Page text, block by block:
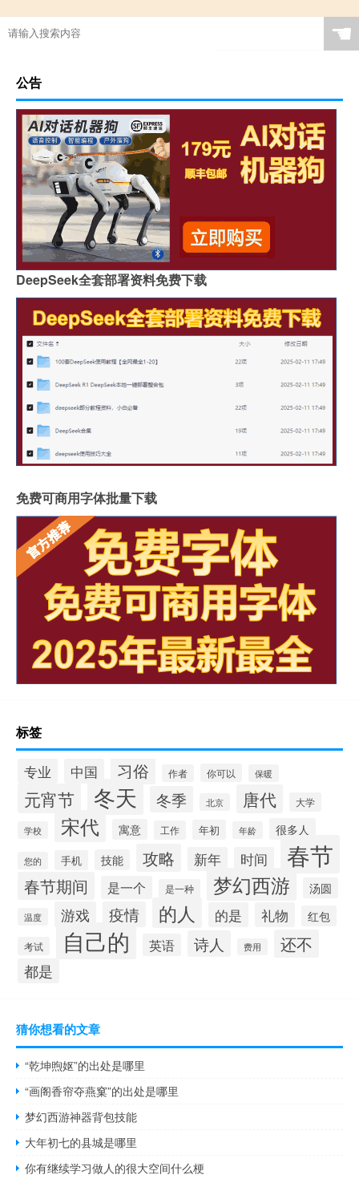
☚
公告
DeepSeek全套部署资料免费下载
免费可商用字体批量下载
标签
专业 中国 习俗 作者 你可以 保暖
元宵节 冬天 冬季 北京 唐代 大学
学校 宋代 寓意 工作 年初 年龄 很多人
您的 手机 技能 攻略 新年 时间 春节
春节期间 是一个 是一种 梦幻西游 汤圆
温度 游戏 疫情 的人 的是 礼物 红包
考试 自己的 英语 诗人 费用 还不
都是
猜你想看的文章
“乾坤煦妪”的出处是哪里
“画阁香帘夺燕窠”的出处是哪里
梦幻西游神器背包技能
大年初七的县城是哪里
你有继续学习做人的很大空间什么梗